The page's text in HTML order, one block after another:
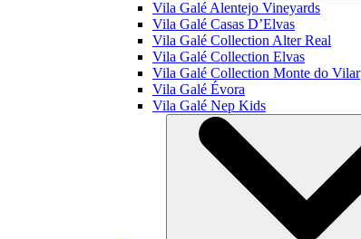
Vila Galé Alentejo Vineyards
Vila Galé Casas D’Elvas
Vila Galé Collection Alter Real
Vila Galé Collection Elvas
Vila Galé Collection Monte do Vilar
Vila Galé Évora
Vila Galé Nep Kids